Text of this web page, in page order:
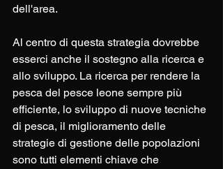
dell'area.
Al centro di questa strategia dovrebbe
esserci anche il sostegno alla ricerca e
allo sviluppo. La ricerca per rendere la
pesca del pesce leone sempre più
efficiente, lo sviluppo di nuove tecniche
di pesca, il miglioramento delle
strategie di gestione delle popolazioni
sono tutti elementi chiave che